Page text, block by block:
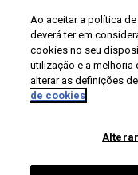
Ao aceitar a política
deverá ter em
cookies no seu
utilização e a melhoria
alterar as definições
de cookies